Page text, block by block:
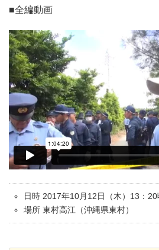
■全編動画
日時 2017年10月12日（木）13：20
場所 東村高江（沖縄県東村）